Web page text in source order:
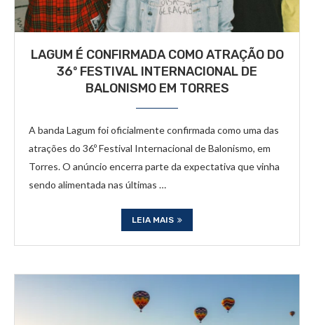
LAGUM É CONFIRMADA COMO ATRAÇÃO DO
36º FESTIVAL INTERNACIONAL DE
BALONISMO EM TORRES
A banda Lagum foi oficialmente confirmada como uma das
atrações do 36º Festival Internacional de Balonismo, em
Torres. O anúncio encerra parte da expectativa que vinha
sendo alimentada nas últimas …
LEIA MAIS